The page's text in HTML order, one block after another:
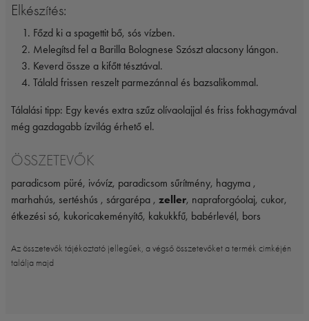
Elkészítés:
Főzd ki a spagettit bő, sós vízben.
Melegítsd fel a Barilla Bolognese Szószt alacsony lángon.
Keverd össze a kifőtt tésztával.
Tálald frissen reszelt parmezánnal és bazsalikommal.
Tálalási tipp: Egy kevés extra szűz olívaolajjal és friss fokhagymával
még gazdagabb ízvilág érhető el.
ÖSSZETEVŐK
paradicsom püré, ivóvíz, paradicsom sűrítmény, hagyma ,
marhahús, sertéshús , sárgarépa , zeller, napraforgóolaj, cukor,
étkezési só, kukoricakeményítő, kakukkfű, babérlevél, bors
Az összetevők tájékoztató jellegűek, a végső összetevőket a termék cimkéjén
találja majd